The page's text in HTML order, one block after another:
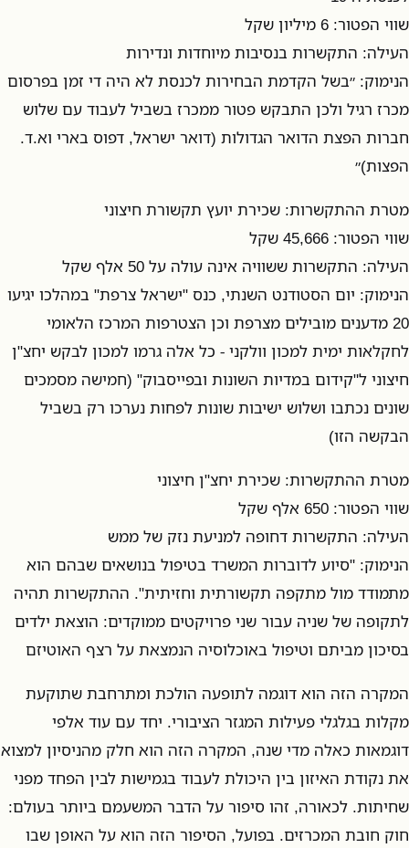
שווי הפטור: 6 מיליון שקל
העילה: התקשרות בנסיבות מיוחדות ונדירות
הנימוק: ״בשל הקדמת הבחירות לכנסת לא היה די זמן בפרסום
מכרז רגיל ולכן התבקש פטור ממכרז בשביל לעבוד עם שלוש
חברות הפצת הדואר הגדולות (דואר ישראל, דפוס בארי וא.ד.
הפצות)״
מטרת ההתקשרות: שכירת יועץ תקשורת חיצוני
שווי הפטור: 45,666 שקל
העילה: התקשרות ששוויה אינה עולה על 50 אלף שקל
הנימוק: יום הסטודנט השנתי, כנס "ישראל צרפת" במהלכו יגיעו
20 מדענים מובילים מצרפת וכן הצטרפות המרכז הלאומי
לחקלאות ימית למכון וולקני - כל אלה גרמו למכון לבקש יחצ"ן
חיצוני ל"קידום במדיות השונות ובפייסבוק" (חמישה מסמכים
שונים נכתבו ושלוש ישיבות שונות לפחות נערכו רק בשביל
הבקשה הזו)
מטרת ההתקשרות: שכירת יחצ"ן חיצוני
שווי הפטור: 650 אלף שקל
העילה: התקשרות דחופה למניעת נזק של ממש
הנימוק: "סיוע לדוברות המשרד בטיפול בנושאים שבהם הוא
מתמודד מול מתקפה תקשורתית וחזיתית". ההתקשרות תהיה
לתקופה של שניה עבור שני פרויקטים ממוקדים: הוצאת ילדים
בסיכון מביתם וטיפול באוכלוסיה הנמצאת על רצף האוטיזם
המקרה הזה הוא דוגמה לתופעה הולכת ומתרחבת שתוקעת
מקלות בגלגלי פעילות המגזר הציבורי. יחד עם עוד אלפי
דוגמאות כאלה מדי שנה, המקרה הזה הוא חלק מהניסיון למצוא
את נקודת האיזון בין היכולת לעבוד בגמישות לבין הפחד מפני
שחיתות. לכאורה, זהו סיפור על הדבר המשעמם ביותר בעולם:
חוק חובת המכרזים. בפועל, הסיפור הזה הוא על האופן שבו